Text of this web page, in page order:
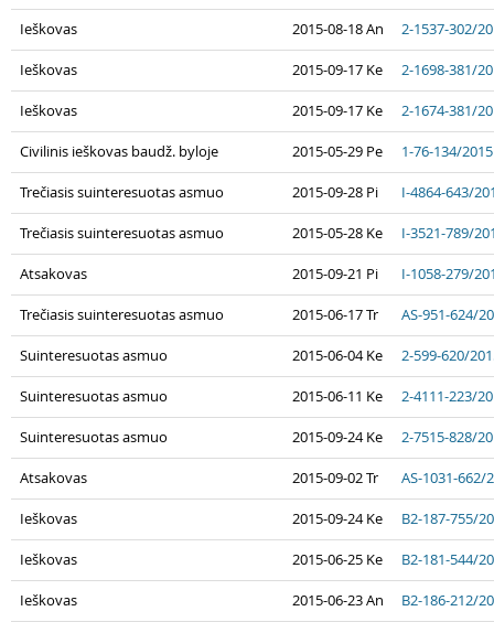
Ieškovas 2015-08-18 An 2-1537-302/
Ieškovas 2015-09-17 Ke 2-1698-381/
Ieškovas 2015-09-17 Ke 2-1674-381/
Civilinis ieškovas baudž. byloje 2015-05-29 Pe 1-76-134/2015
Trečiasis suinteresuotas asmuo 2015-09-28 Pi I-4864-643/
Trečiasis suinteresuotas asmuo 2015-05-28 Ke I-3521-789/
Atsakovas 2015-09-21 Pi I-1058-279/
Trečiasis suinteresuotas asmuo 2015-06-17 Tr AS-951-624/
Suinteresuotas asmuo 2015-06-04 Ke 2-599-620/
Suinteresuotas asmuo 2015-06-11 Ke 2-4111-223/
Suinteresuotas asmuo 2015-09-24 Ke 2-7515-828/
Atsakovas 2015-09-02 Tr AS-1031-662/
Ieškovas 2015-09-24 Ke B2-187-755/
Ieškovas 2015-06-25 Ke B2-181-544/
Ieškovas 2015-06-23 An B2-186-212/